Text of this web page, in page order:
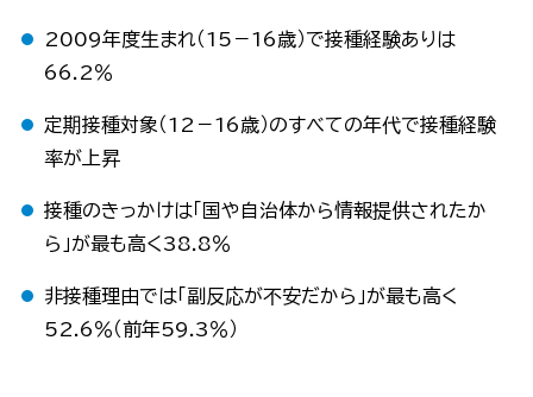
2009年度生まれ（15－16歳）で接種経験ありは
66.2％
定期接種対象（12－16歳）のすべての年代で接種経験
率が上昇
接種のきっかけは「国や自治体から情報提供されたか
ら」が最も高く38.8％
非接種理由では「副反応が不安だから」が最も高く
52.6％（前年59.3％）